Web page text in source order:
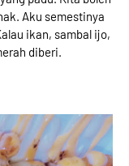
Aku semestinya
ikan, sambal ijo,
diberi.